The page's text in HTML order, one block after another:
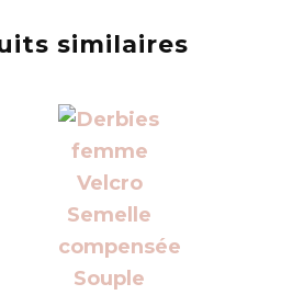
similaires